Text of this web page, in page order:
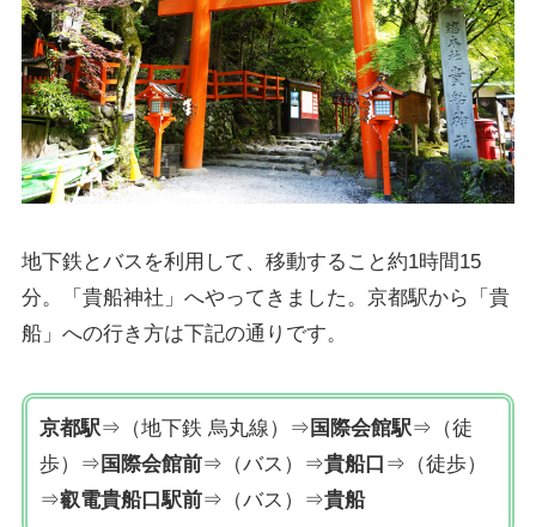
地下鉄とバスを利用して、移動すること約1時間15
分。「貴船神社」へやってきました。京都駅から「貴
船」への行き方は下記の通りです。
京都駅⇒（地下鉄 烏丸線）⇒ 国際会館駅⇒（徒
歩）⇒ 国際会館前⇒（バス）⇒貴船口 ⇒（徒歩）
⇒叡電貴船口駅前⇒（バス）⇒貴船